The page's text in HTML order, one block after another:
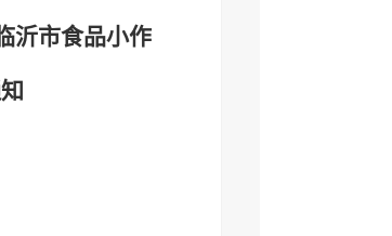
沂市食品小作